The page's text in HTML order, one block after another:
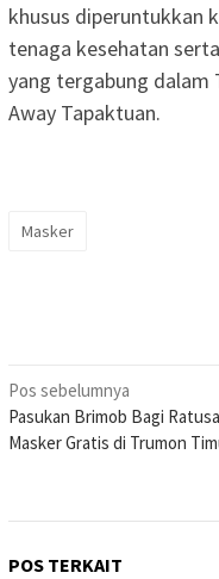
khusus diperuntukkan
tenaga kesehatan
yang tergabung dalam
Away Tapaktuan.
Masker
Navigasi
pos
Pos sebelumnya
Pasukan Brimob Bagi
Masker Gratis di Trumon
POS TERKAIT